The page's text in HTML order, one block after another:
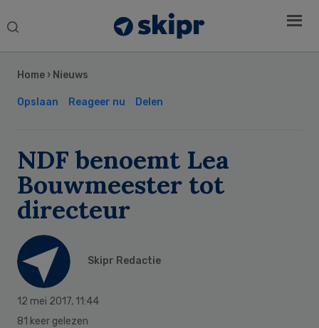
Search
Home › Nieuws
Opslaan Reageer nu Delen
NDF benoemt Lea
Bouwmeester tot
directeur
Skipr Redactie
12 mei 2017, 11:44
81 keer gelezen
Sidebar